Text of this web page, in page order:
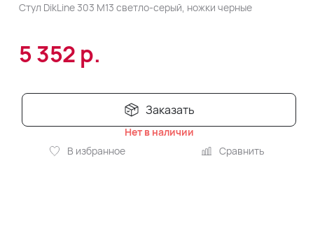
Стул DikLine 303 M13 светло-серый, ножки черные
5 352 р.
Заказать
Нет в наличии
В избранное
Сравнить